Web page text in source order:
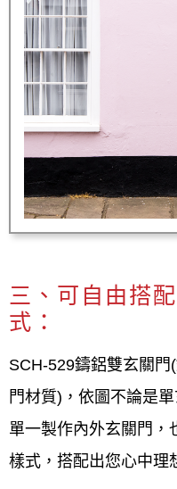
三、可自由搭
式：
SCH-529鑄鋁雙玄關
門材質)，依圖不論是
單一製作內外玄關門，
樣式，搭配出您心中理